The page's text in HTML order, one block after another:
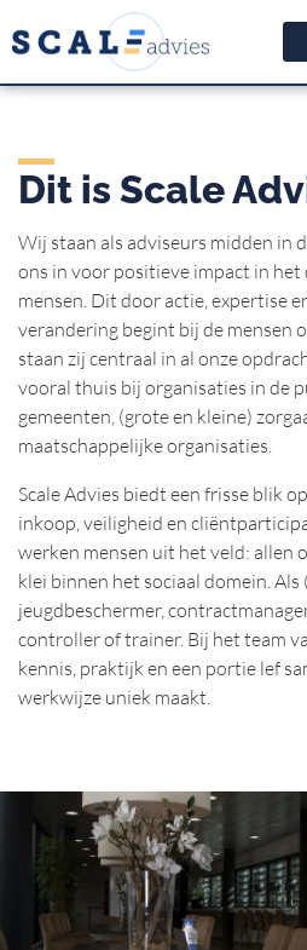
Dit is Scale
Wij staan als adviseurs midden in
ons in voor positieve impact in het
mensen. Dit door actie, expertise
verandering begint bij de mensen
staan zij centraal in al onze
vooral thuis bij organisaties in de
gemeenten, (grote en kleine)
maatschappelijke organisaties.
Scale Advies biedt een frisse blik
inkoop, veiligheid en
werken mensen uit het veld: allen
klei binnen het sociaal domein.
jeugdbeschermer,
controller of trainer. Bij het team
kennis, praktijk en een portie lef
werkwijze uniek maakt.